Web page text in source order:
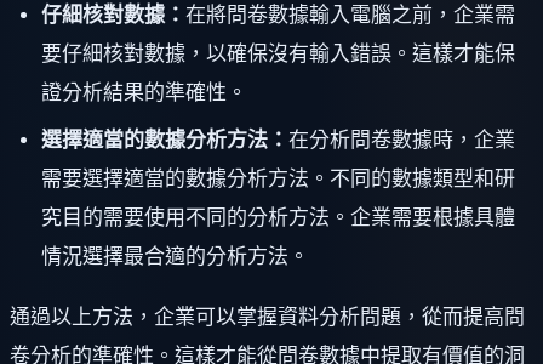
仔細核對數據： 在將問卷數據輸入電腦之前，企業需
要仔細核對數據，以確保沒有輸入錯誤。這樣才能保
證分析結果的準確性。
選擇適當的數據分析方法： 在分析問卷數據時，企業
需要選擇適當的數據分析方法。不同的數據類型和研
究目的需要使用不同的分析方法。企業需要根據具體
情況選擇最合適的分析方法。
通過以上方法，企業可以掌握資料分析問題，從而提高問
卷分析的準確性。這樣才能從問卷數據中提取有價值的洞